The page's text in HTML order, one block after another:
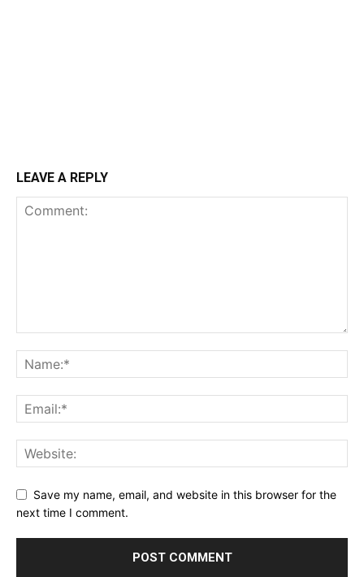
LEAVE A REPLY
Save my name, email, and website in this browser for the
next time I comment.